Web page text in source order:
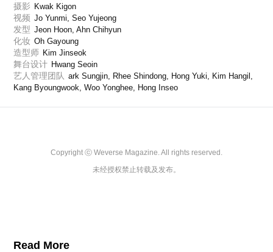
摄影 Kwak Kigon
视频 Jo Yunmi, Seo Yujeong
发型 Jeon Hoon, Ahn Chihyun
化妆 Oh Gayoung
造型师 Kim Jinseok
舞台设计 Hwang Seoin
艺人管理团队 ark Sungjin, Rhee Shindong, Hong Yuki, Kim Hangil,
Kang Byoungwook, Woo Yonghee, Hong Inseo
Copyright ⓒ Weverse Magazine. All rights reserved.
未经授权禁止转载及发布。
Read More